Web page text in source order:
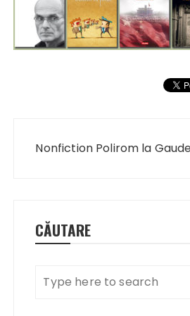
Nonfiction Polirom la
CĂUTARE